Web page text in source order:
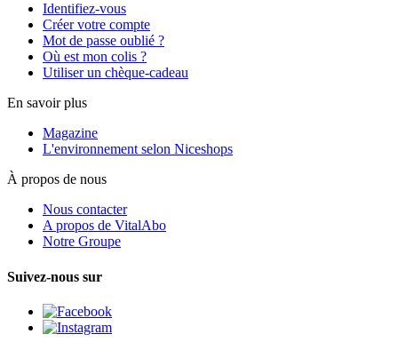
Identifiez-vous
Créer votre compte
Mot de passe oublié ?
Où est mon colis ?
Utiliser un chèque-cadeau
En savoir plus
Magazine
L'environnement selon Niceshops
À propos de nous
Nous contacter
A propos de VitalAbo
Notre Groupe
Suivez-nous sur